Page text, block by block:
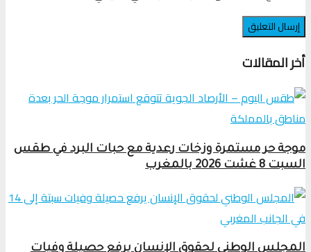
أخر المقالات
موجة حر مستمرة وزخات رعدية مع حبات البرد في طقس
السبت 8 غشت 2026 بالمغرب
المجلس الوطني لحقوق الإنسان يرفع حصيلة وفيات